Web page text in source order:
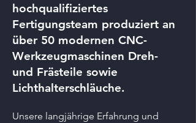
hochqualifiziertes
Fertigungsteam produziert an
über 50 modernen CNC-
Werkzeugmaschinen Dreh-
und Frästeile sowie
Lichthalterschläuche.
Unsere langjährige Erfahrung und